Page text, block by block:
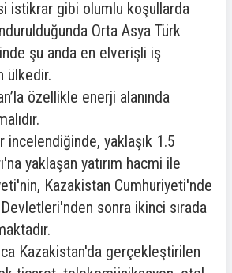
istikrar gibi olumlu koşullarda
Orta Asya Türk
şu anda en elverişli iş
ülkedir.
özellikle enerji alanında
incelendiğinde, yaklaşık 1.5
yaklaşan yatırım hacmi ile
Kazakistan Cumhuriyeti'nde
sonra ikinci sırada
Kazakistan'da gerçekleştirilen